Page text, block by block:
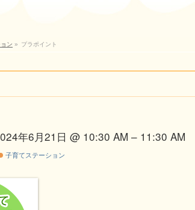
ン » プラポイント
年6月21日 @ 10:30 AM – 11:30 AM
子育てステーション